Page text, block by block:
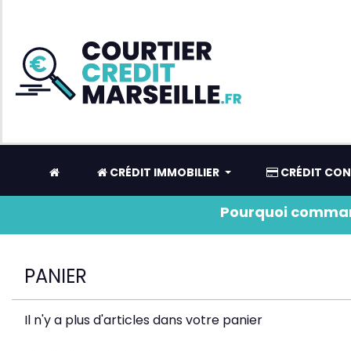
CRÉDIT IMMOBILIER CRÉDIT
Pourquoi
PANIER
Il n'y a plus d'articles dans votre panier